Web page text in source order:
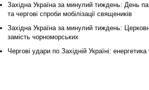
Західна Україна за минулий тиждень: День
та чергові спроби мобілізації священиків
Західна Україна за минулий тиждень:
замість чорноморських
Чергові удари по Західній Україні: